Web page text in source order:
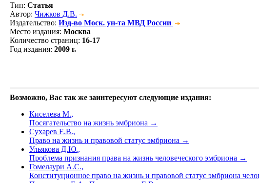
Тип: Статья
Автор: Чижков Д.В.
Издательство: Изд-во Моск. ун-та МВД России
Место издания: Москва
Количество страниц: 16-17
Год издания: 2009 г.
Возможно, Вас так же заинтересуют следующие издания:
Киселева М.,
Посягательство на жизнь эмбриона →
Сухарев Е.В.,
Право на жизнь и правовой статус эмбриона →
Ульякова Д.Ю.,
Проблема признания права на жизнь человеческого эмбриона →
Гомелаури А.С.,
Конституционное право на жизнь и правовой статус эмбриона